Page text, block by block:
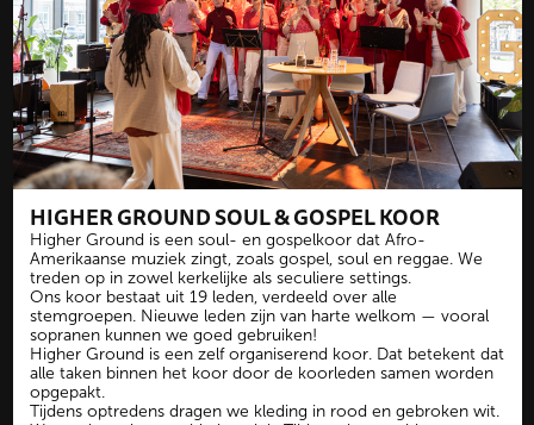
HIGHER GROUND SOUL & GOSPEL KOOR
Higher Ground is een soul- en gospelkoor dat Afro-
Amerikaanse muziek zingt, zoals gospel, soul en reggae. We
treden op in zowel kerkelijke als seculiere settings.
Ons koor bestaat uit 19 leden, verdeeld over alle
stemgroepen. Nieuwe leden zijn van harte welkom — vooral
sopranen kunnen we goed gebruiken!
Higher Ground is een zelf organiserend koor. Dat betekent dat
alle taken binnen het koor door de koorleden samen worden
opgepakt.
Tijdens optredens dragen we kleding in rood en gebroken wit.